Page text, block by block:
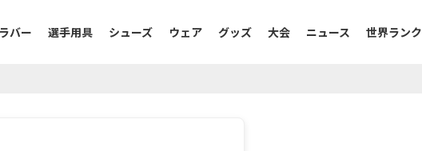
ラバー 選手用具 シューズ ウェア グッズ 大会 ニュース 世界ランク